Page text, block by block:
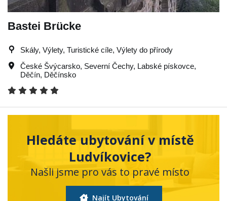
Bastei Brücke
Skály, Výlety, Turistické cíle, Výlety do přírody
České Švýcarsko, Severní Čechy, Labské pískovce,
Děčín, Děčínsko
Hledáte ubytování v místě
Ludvíkovice?
Našli jsme pro vás to pravé místo
Najít Ubytování